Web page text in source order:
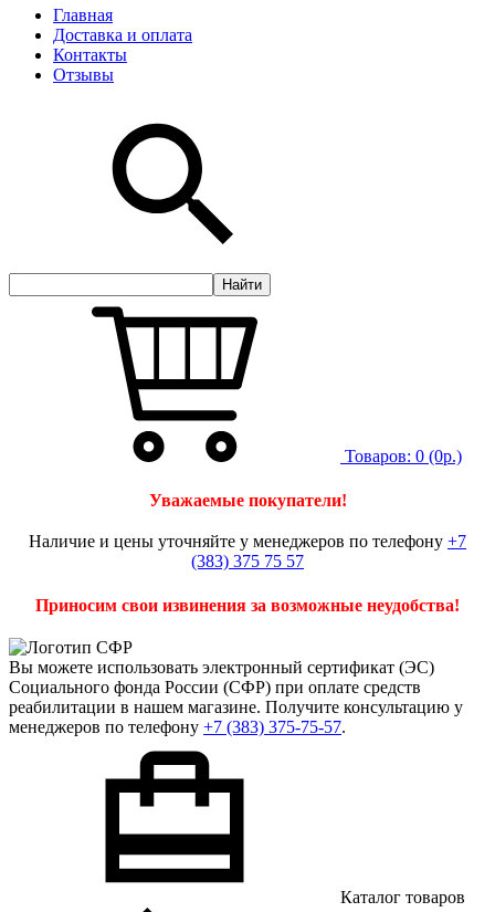
Главная
Доставка и оплата
Контакты
Отзывы
Товаров: 0 (0р.)
Уважаемые покупатели!
Наличие и цены уточняйте у менеджеров по телефону +7
(383) 375 75 57
Приносим свои извинения за возможные неудобства!
Вы можете использовать электронный сертификат (ЭС)
Социального фонда России (СФР) при оплате средств
реабилитации в нашем магазине. Получите консультацию у
менеджеров по телефону +7 (383) 375-75-57.
Каталог товаров